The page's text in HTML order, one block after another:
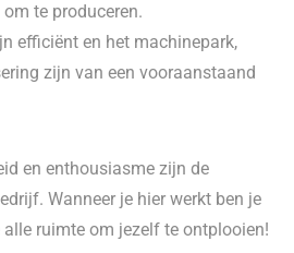
te produceren.
efficiënt en het machinepark,
zijn van een vooraanstaand
en enthousiasme zijn de
Wanneer je hier werkt ben je
ruimte om jezelf te ontplooien!